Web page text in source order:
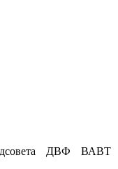
ДВФ ВАВТ